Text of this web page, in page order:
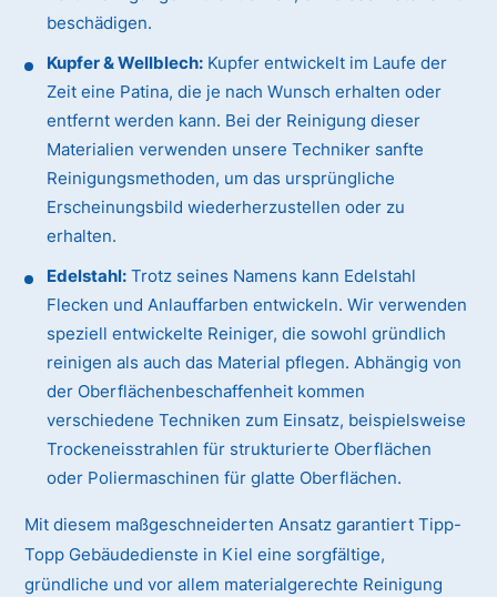
beschädigen.
Kupfer & Wellblech: Kupfer entwickelt im Laufe der
Zeit eine Patina, die je nach Wunsch erhalten oder
entfernt werden kann. Bei der Reinigung dieser
Materialien verwenden unsere Techniker sanfte
Reinigungsmethoden, um das ursprüngliche
Erscheinungsbild wiederherzustellen oder zu
erhalten.
Edelstahl: Trotz seines Namens kann Edelstahl
Flecken und Anlauffarben entwickeln. Wir verwenden
speziell entwickelte Reiniger, die sowohl gründlich
reinigen als auch das Material pflegen. Abhängig von
der Oberflächenbeschaffenheit kommen
verschiedene Techniken zum Einsatz, beispielsweise
Trockeneisstrahlen für strukturierte Oberflächen
oder Poliermaschinen für glatte Oberflächen.
Mit diesem maßgeschneiderten Ansatz garantiert Tipp-
Topp Gebäudedienste in Kiel eine sorgfältige,
gründliche und vor allem materialgerechte Reinigung